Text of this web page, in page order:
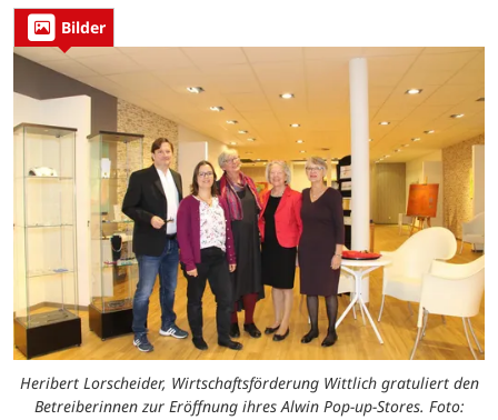
Bilder
Heribert Lorscheider, Wirtschaftsförderung Wittlich gratuliert den
Betreiberinnen zur Eröffnung ihres Alwin Pop-up-Stores. Foto: